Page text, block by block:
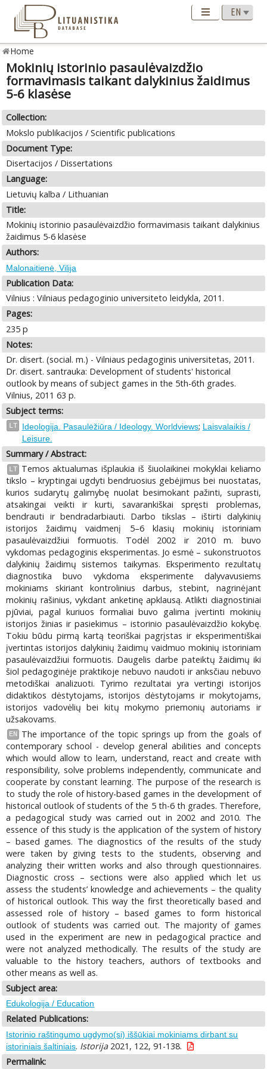
Home
Mokinių istorinio pasaulėvaizdžio
formavimasis taikant dalykinius žaidimus
5-6 klasėse
Collection:
Mokslo publikacijos / Scientific publications
Document Type:
Disertacijos / Dissertations
Language:
Lietuvių kalba / Lithuanian
Title:
Mokinių istorinio pasaulėvaizdžio formavimasis taikant dalykinius
žaidimus 5-6 klasėse
Authors:
Malonaitienė, Vilija
Publication Data:
Vilnius : Vilniaus pedagoginio universiteto leidykla, 2011.
Pages:
235 p
Notes:
Dr. disert. (social. m.) - Vilniaus pedagoginis universitetas, 2011.
Dr. disert. santrauka: Development of students' historical
outlook by means of subject games in the 5th-6th grades.
Vilnius, 2011 63 p.
Subject terms:
LT Ideologija. Pasaulėžiūra / Ideology. Worldviews; Laisvalaikis /
Leisure.
Summary / Abstract:
LT
Temos aktualumas išplaukia iš šiuolaikinei mokyklai keliamo
tikslo – kryptingai ugdyti bendruosius gebėjimus bei nuostatas,
kurios sudarytų galimybę nuolat besimokant pažinti, suprasti,
atsakingai veikti ir kurti, savarankiškai spręsti problemas,
bendrauti ir bendradarbiauti. Darbo tikslas – ištirti dalykinių
istorijos žaidimų vaidmenį 5–6 klasių mokinių istoriniam
pasaulėvaizdžiui formuotis. Todėl 2002 ir 2010 m. buvo
vykdomas pedagoginis eksperimentas. Jo esmė – sukonstruotos
dalykinių žaidimų sistemos taikymas. Eksperimento rezultatų
diagnostika buvo vykdoma eksperimente dalyvavusiems
mokiniams skiriant kontrolinius darbus, stebint, nagrinėjant
mokinių rašinius, vykdant anketinę apklausą. Atlikti diagnostiniai
pjūviai, pagal kuriuos formaliai buvo galima įvertinti mokinių
istorijos žinias ir pasiekimus – istorinio pasaulėvaizdžio kokybę.
Tokiu būdu pirmą kartą teoriškai pagrįstas ir eksperimentiškai
įvertintas istorijos dalykinių žaidimų vaidmuo mokinių istoriniam
pasaulėvaizdžiui formuotis. Daugelis darbe pateiktų žaidimų iki
šiol pedagoginėje praktikoje nebuvo naudoti ir anksčiau nebuvo
metodiškai analizuoti. Tyrimo rezultatai yra vertingi istorijos
didaktikos dėstytojams, istorijos dėstytojams ir mokytojams,
istorijos vadovėlių bei kitų mokymo priemonių autoriams ir
užsakovams.
EN
The importance of the topic springs up from the goals of
contemporary school - develop general abilities and concepts
which would allow to learn, understand, react and create with
responsibility, solve problems independently, communicate and
cooperate by constant learning. The purpose of the research is
to study the role of history-based games in the development of
historical outlook of students of the 5 th-6 th grades. Therefore,
a pedagogical study was carried out in 2002 and 2010. The
essence of this study is the application of the system of history
– based games. The diagnostics of the results of the study
were taken by giving tests to the students, observing and
analyzing their written works and also through questionnaires.
Diagnostic cross – sections were also applied which let us
assess the students’ knowledge and achievements – the quality
of historical outlook. This way the first theoretically based and
assessed role of history – based games to form historical
outlook of students was carried out. The majority of games
used in the experiment are new in pedagogical practice and
were not analyzed methodically. The results of the study are
valuable to the history teachers, authors of textbooks and
other means as well as.
Subject area:
Edukologija / Education
Related Publications:
Istorinio raštingumo ugdymo(si) iššūkiai mokiniams dirbant su
istoriniais šaltiniais. Istorija2021, 122, 91-138.
Permalink: